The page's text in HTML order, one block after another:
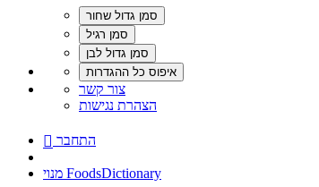
צור קשר
הצהרת נגישות
 התחבר
מנוי FoodsDictionary